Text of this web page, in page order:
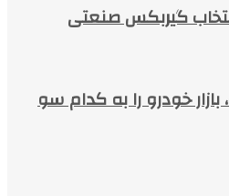
گیربکس صنعتی
خودرو را به کدام سو